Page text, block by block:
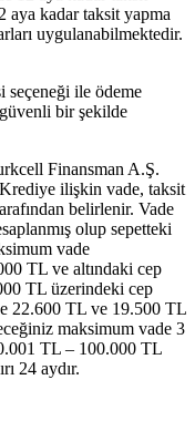
aya kadar taksit yapma
uygulanabilmektedir.
seçeneği ile ödeme
bir şekilde
Finansman A.Ş.
ilişkin vade, taksit
belirlenir. Vade
olup sepetteki
vade
TL ve altındaki cep
TL üzerindeki cep
22.600 TL ve 19.500 TL
maksimum vade 3
TL – 100.000 TL
24 aydır.